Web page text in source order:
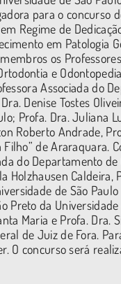
para o concurso
Regime de
em Patologia
os
e
Associada do
Denise Tostes
Profa. Dra. Juliana
Roberto Andrade,
de Araraquara.
do Departamento
Holzhausen
de São
Preto da
Maria e Profa. Dra.
de Juiz de Fora.
O concurso será